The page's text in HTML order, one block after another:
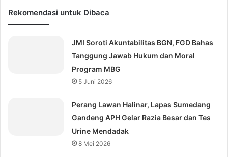
Rekomendasi untuk Dibaca
JMI Soroti Akuntabilitas BGN, FGD Bahas
Tanggung Jawab Hukum dan Moral
Program MBG
5 Juni 2026
Perang Lawan Halinar, Lapas Sumedang
Gandeng APH Gelar Razia Besar dan Tes
Urine Mendadak
8 Mei 2026